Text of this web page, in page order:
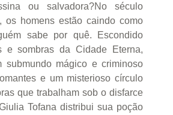
ou salvadora?No século
os homens estão caindo como
sabe por quê. Escondido
e sombras da Cidade Eterna,
submundo mágico e criminoso
e um misterioso círculo
que trabalham sob o disfarce
Tofana distribui sua poção